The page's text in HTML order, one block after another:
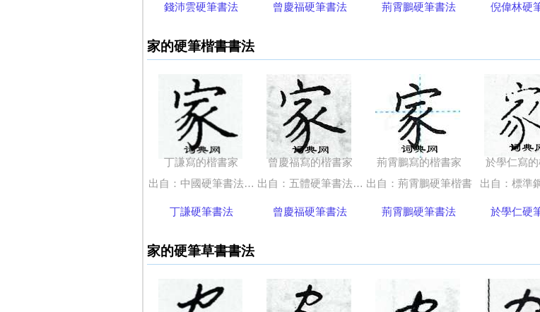
錢沛雲硬筆書法 曾慶福硬筆書法 荊霄鵬硬筆書法 倪偉林硬
家的硬筆楷書書法
丁謙寫的楷書家
出自：中國硬筆書法字典
丁謙硬筆書法
曾慶福寫的楷書家
出自：五體硬筆書法字典
曾慶福硬筆書法
荊霄鵬寫的楷書家
出自：荊霄鵬硬筆楷書
荊霄鵬硬筆書法
於學仁寫
出自：標準
於學仁硬
家的硬筆草書書法